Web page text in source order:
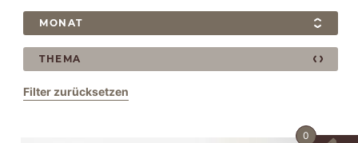
0
MONAT
THEMA
Filter zurücksetzen